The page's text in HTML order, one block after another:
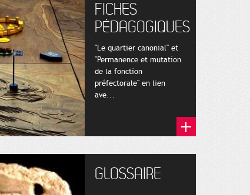
FICHES
PÉDAGOGIQUES
"Le quartier canonial" et
"Permanence et mutation
de la fonction
préfectorale" en lien
ave...
GLOSSAIRE